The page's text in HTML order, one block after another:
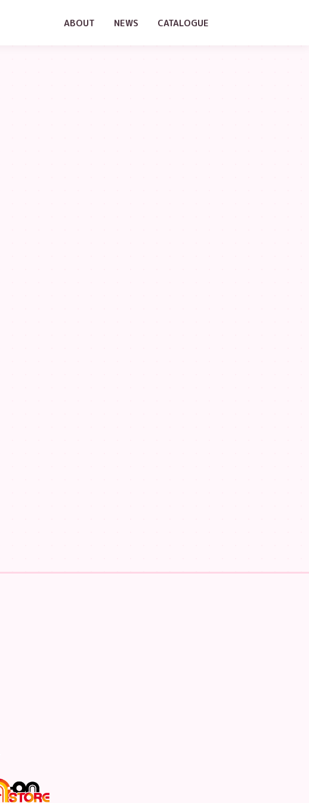
ABOUT NEWS CATALOGUE